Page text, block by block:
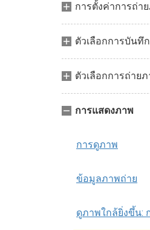
การตั้งค่าการถ่า
ตัวเลือกการบันทึ
ตัวเลือกการถ่าย
การแสดงภาพ
การดูภาพ
ข้อมูลภาพถ่าย
ดูภาพใกล้ยิ่งขึ้น: